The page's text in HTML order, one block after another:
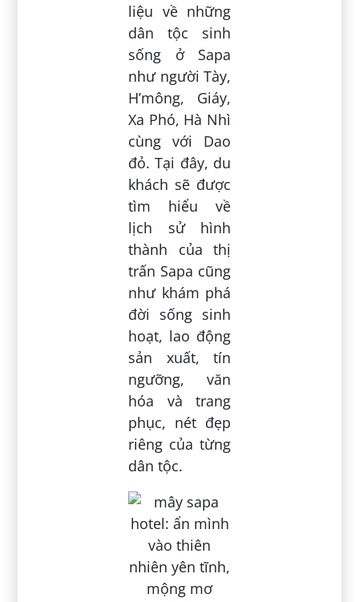
liệu về những
dân tộc sinh
sống ở Sapa
như người Tày,
H’mông, Giáy,
Xa Phó, Hà Nhì
cùng với Dao
đỏ. Tại đây, du
khách sẽ được
tìm hiểu về
lịch sử hình
thành của thị
trấn Sapa cũng
như khám phá
đời sống sinh
hoạt, lao động
sản xuất, tín
ngưỡng, văn
hóa và trang
phục, nét đẹp
riêng của từng
dân tộc.